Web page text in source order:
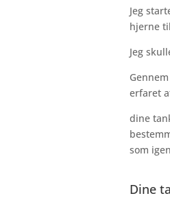
Jeg
hjerne
Jeg
erfaret
dine
som
Dine